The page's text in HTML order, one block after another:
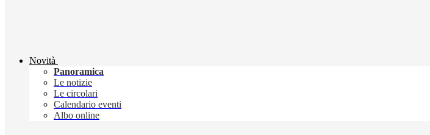
Novità
Panoramica
Le notizie
Le circolari
Calendario eventi
Albo online